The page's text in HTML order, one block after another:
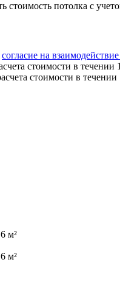
стоимость потолка с
согласие на
стоимости в течении
стоимости в течении
м²
м²